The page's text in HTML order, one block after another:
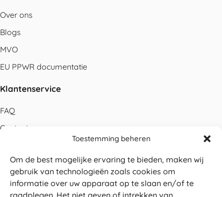
Toestemming beheren
Om de best mogelijke ervaring te bieden, maken wij
gebruik van technologieën zoals cookies om
informatie over uw apparaat op te slaan en/of te
raadplegen. Het niet geven of intrekken van
Over ons
Blogs
MVO
EU PPWR documentatie
Klantenservice
FAQ
Contact
Betalen
Levering